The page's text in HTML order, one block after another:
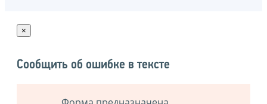
×
Сообщить об ошибке в тексте